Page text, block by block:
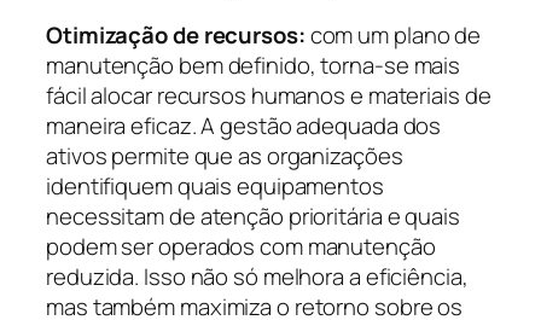
Otimização de recursos:com um plano de
manutenção bem definido, torna-se mais
fácil alocar recursos humanos e materiais de
maneira eficaz. A gestão adequada dos
ativos permite que as organizações
identifiquem quais equipamentos
necessitam de atenção prioritária e quais
podem ser operados com manutenção
reduzida. Isso não só melhora a eficiência,
mas também maximiza o retorno sobre os